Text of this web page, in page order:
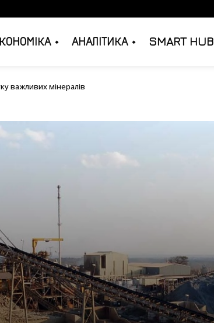
АНАЛІТИКА SMART HUB
важливих мінералів
важливих мінералів